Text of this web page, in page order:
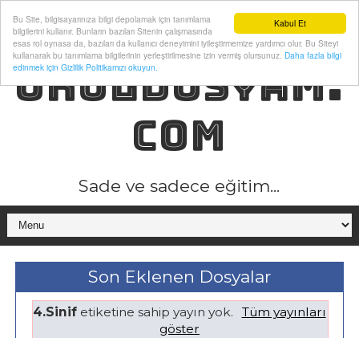
Kabul Et
Bu Site, bilgisayarınıza bilgi depolamak için tanımlama
bilgilerini kullanır. Bunların bazıları Sitenin çalışmasında
esas rol oynasa da, bazıları da kullanıcı deneyimini iyileştirmemize yardımcı olur. Bu Siteyi
kullanarak bu tanımlama bilgilerinin yerleştirilmesine izin vermiş olursunuz. Daha fazla bilgi
edinmek için Gizlilik Politikamızı okuyun.
OKULDOSYAM.
COM
Sade ve sadece eğitim...
Son Eklenen Dosyalar
4.Sinif etiketine sahip yayın yok.
Tüm yayınları
göster